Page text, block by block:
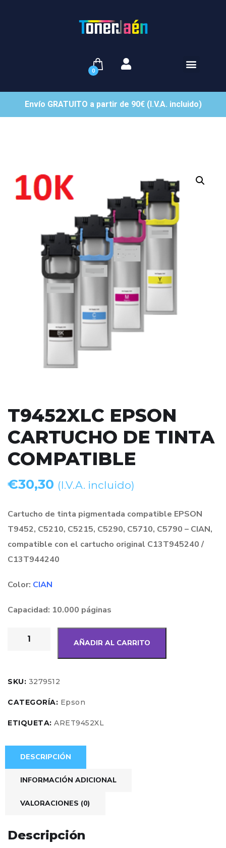
0
Envío GRATUITO a partir de 90€ (I.V.A. incluido)
T9452XLC EPSON
CARTUCHO DE TINTA
COMPATIBLE
€30,30 (I.V.A. incluido)
Cartucho de tinta pigmentada compatible EPSON
T9452, C5210, C5215, C5290, C5710, C5790 – CIAN,
compatible con el cartucho original C13T945240 /
C13T944240
Color: CIAN
Capacidad: 10.000 páginas
AÑADIR AL CARRITO
SKU: 3279512
CATEGORÍA: Epson
ETIQUETA: ARET9452XL
DESCRIPCIÓN
INFORMACIÓN ADICIONAL
VALORACIONES (0)
Descripción